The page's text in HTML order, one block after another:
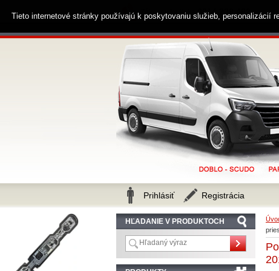
HĽADANIE V PRODUKTOCH
Zákaznícka linka 0914 238 482
Prihlásiť Registrácia
Tieto internetové stránky používajú k poskytovaniu služieb,